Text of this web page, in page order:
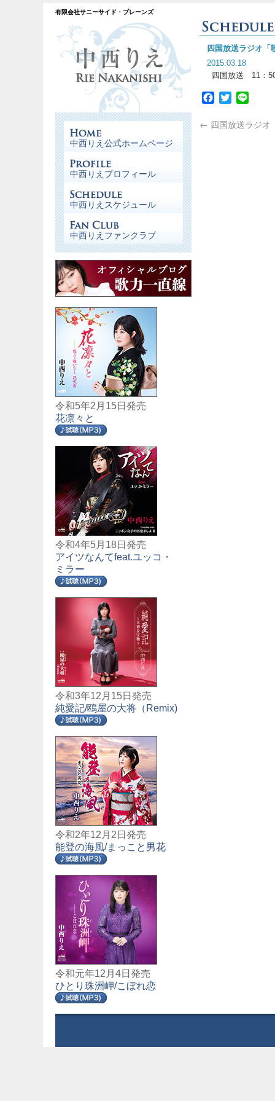
有限会社サニーサイド・ブレーンズ
四国放送ラジオ「
2015.03.18
四国放送 11：
Facebook
Twitter
← 四国放送ラジオ
中西りえ公式ホームページ
中西りえプロフィール
中西りえスケジュール
中西りえファンクラブ
令和5年2月15日発売
花凛々と
令和4年5月18日発売
アイツなんてfeat.ユッコ・
ミラー
令和3年12月15日発売
純愛記/鴎屋の大将（Remix)
令和2年12月2日発売
能登の海風/まっこと男花
令和元年12月4日発売
ひとり珠洲岬/こぼれ恋